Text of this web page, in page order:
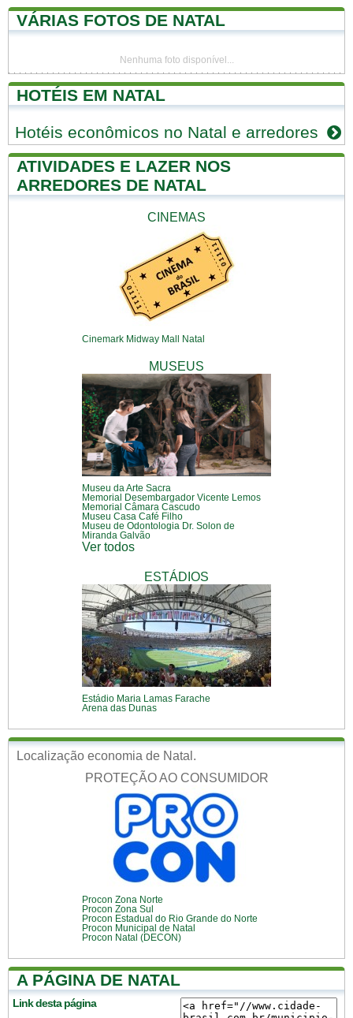
VÁRIAS FOTOS DE NATAL
Nenhuma foto disponível...
HOTÉIS EM NATAL
Hotéis econômicos no Natal e arredores
ATIVIDADES E LAZER NOS
ARREDORES DE NATAL
CINEMAS
Cinemark Midway Mall Natal
MUSEUS
Museu da Arte Sacra
Memorial Desembargador Vicente Lemos
Memorial Câmara Cascudo
Museu Casa Café Filho
Museu de Odontologia Dr. Solon de
Miranda Galvão
Ver todos
ESTÁDIOS
Estádio Maria Lamas Farache
Arena das Dunas
Localização economia de Natal.
PROTEÇÃO AO CONSUMIDOR
Procon Zona Norte
Procon Zona Sul
Procon Estadual do Rio Grande do Norte
Procon Municipal de Natal
Procon Natal (DECON)
A PÁGINA DE NATAL
Link desta página